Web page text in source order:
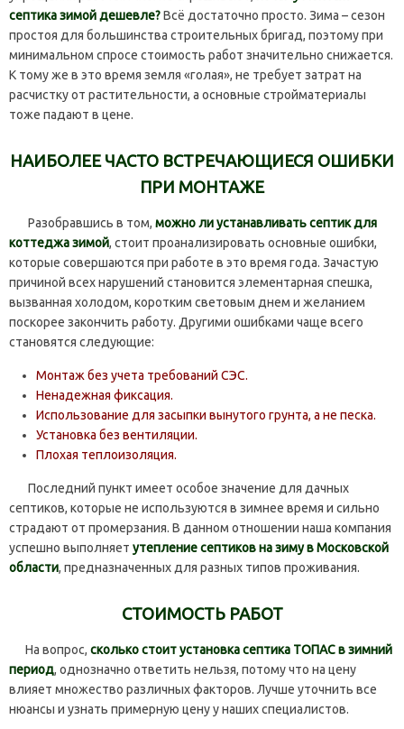
септика зимой дешевле?Всё достаточно просто. Зима – сезон
простоя для большинства строительных бригад, поэтому при
минимальном спросе стоимость работ значительно снижается.
К тому же в это время земля «голая», не требует затрат на
расчистку от растительности, а основные стройматериалы
тоже падают в цене.
НАИБОЛЕЕ ЧАСТО ВСТРЕЧАЮЩИЕСЯ ОШИБКИ
ПРИ МОНТАЖЕ
Разобравшись в том, можно ли устанавливать септик для
коттеджа зимой, стоит проанализировать основные ошибки,
которые совершаются при работе в это время года. Зачастую
причиной всех нарушений становится элементарная спешка,
вызванная холодом, коротким световым днем и желанием
поскорее закончить работу. Другими ошибками чаще всего
становятся следующие:
Монтаж без учета требований СЭС.
Ненадежная фиксация.
Использование для засыпки вынутого грунта, а не песка.
Установка без вентиляции.
Плохая теплоизоляция.
Последний пункт имеет особое значение для дачных
септиков, которые не используются в зимнее время и сильно
страдают от промерзания. В данном отношении наша компания
успешно выполняет утепление септиков на зиму в Московской
области, предназначенных для разных типов проживания.
СТОИМОСТЬ РАБОТ
На вопрос, сколько стоит установка септика ТОПАС в зимний
период, однозначно ответить нельзя, потому что на цену
влияет множество различных факторов. Лучше уточнить все
нюансы и узнать примерную цену у наших специалистов.